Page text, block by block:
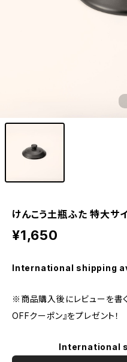
けんこう土瓶ふた 特大サ
¥1,650
International shipping
※商品購入後にレビューを書
OFFクーポン』をプレゼント！
International